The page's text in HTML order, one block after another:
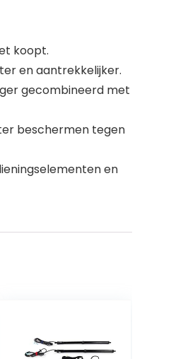
koopt.
en aantrekkelijker.
gecombineerd met
beschermen tegen
en